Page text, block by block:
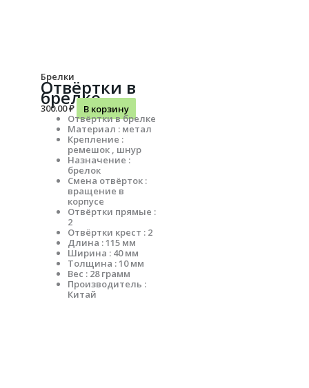
Брелки
Отвёртки в
брелке
300.00₽
В корзину
Отвёртки в брелке
Материал : метал
Крепление :
ремешок , шнур
Назначение :
брелок
Смена отвёрток :
вращение в
корпусе
Отвёртки прямые :
2
Отвёртки крест : 2
Длина : 115 мм
Ширина : 40 мм
Толщина : 10 мм
Вес : 28 грамм
Производитель :
Китай